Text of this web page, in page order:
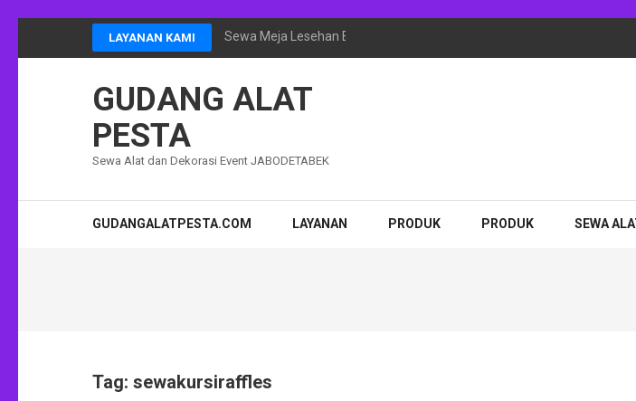
LAYANAN KAMI Sewa Meja Lesehan Event Ramadhan Jakarta
GUDANG ALAT
PESTA
Sewa Alat dan Dekorasi Event JABODETABEK
GUDANGALATPESTA.COM LAYANAN PRODUK PRODUK SEWA
Tag: sewakursiraffles